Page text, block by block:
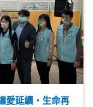
愛延續・生命再